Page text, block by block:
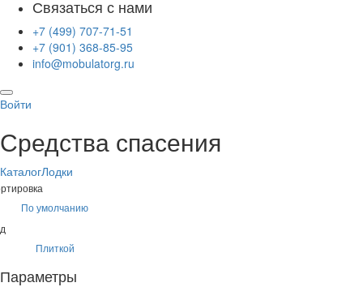
Связаться с нами
+7 (499) 707-71-51
+7 (901) 368-85-95
info@mobulatorg.ru
Войти
Средства спасения
КаталогЛодки
По умолчанию
Плиткой
Параметры